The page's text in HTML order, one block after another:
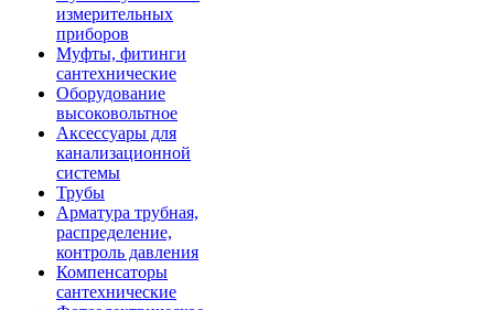
измерительных
приборов
Муфты, фитинги
сантехнические
Оборудование
высоковольтное
Аксессуары для
канализационной
системы
Трубы
Арматура трубная,
распределение,
контроль давления
Компенсаторы
сантехнические